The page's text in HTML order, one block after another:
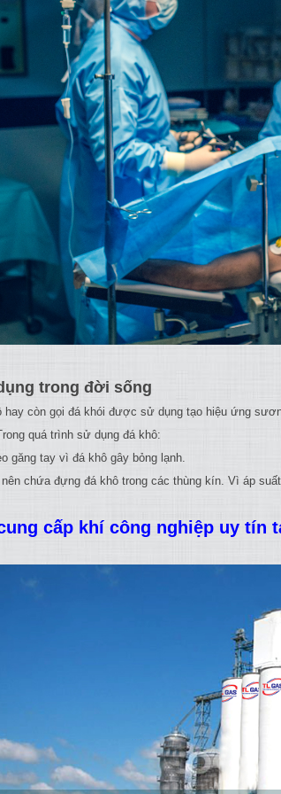
trong đời sống
hay còn gọi đá khói được sử dụng tạo hiệu ứng
quá trình sử dụng đá khô:
găng tay vì đá khô gây bỏng lạnh.
chứa đựng đá khô trong các thùng kín. Vì áp
cấp khí công nghiệp uy tín